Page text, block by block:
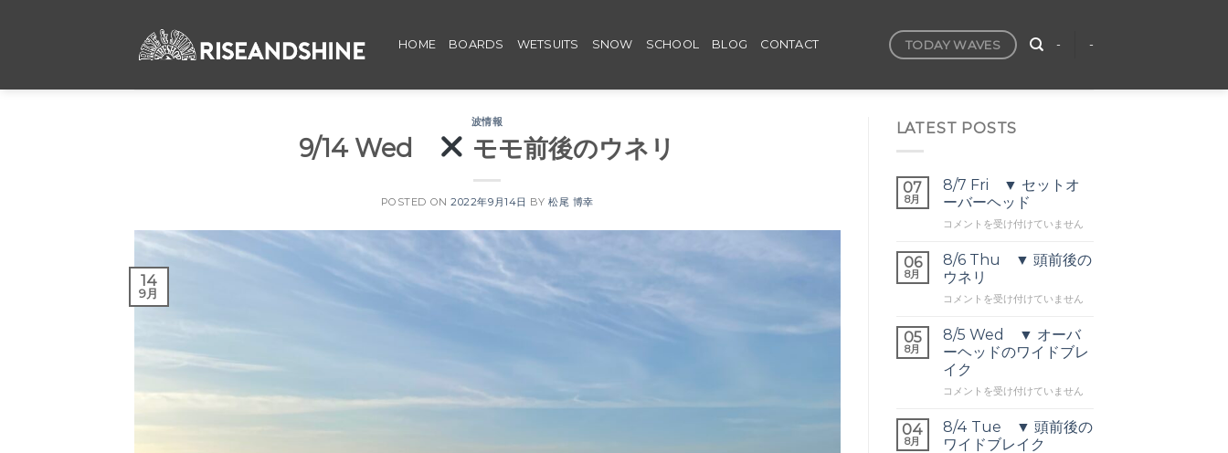
HOME BOARDS WETSUITS SNOW SCHOOL BLOG CONTACT TODAY WAVES - -
波情報
9/14 Wed モモ前後のウネリ
POSTED ON2022年9月14日 BY松尾 博幸
14
9月
LATEST POSTS
07
8月
8/7 Fri ▼ セットオ
ーバーヘッド
8/7
▼
セ
ッ
ト
ー
ヘ
ッ
は
コメントを受け付けていません
06
8月
8/6 Thu ▼ 頭前後の
ウネリ
8/6
▼
頭
後
の
ネ
リ
コメントを受け付けていません
05
8月
8/5 Wed ▼ オーバ
ーヘッドのワイドブレ
イク
8/5
▼
オ
コメントを受け付けていません
04
8月
8/4 Tue ▼ 頭前後の
ワイドブレイク